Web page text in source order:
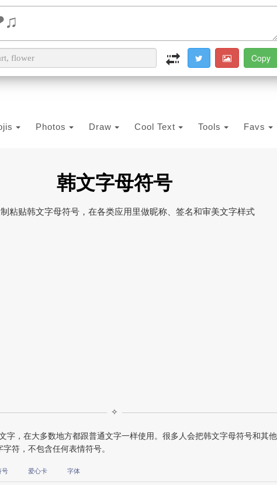
Photos Draw Cool Text Tools Favs
韩文字母符号
粘贴韩文字母符号，在各类应用里做昵称、签名和审美文字样式
✧
字，在大多数地方都跟普通文字一样使用。很多人会把韩文字母符号和其
符，不包含任何表情符号。
号 爱心卡 字体